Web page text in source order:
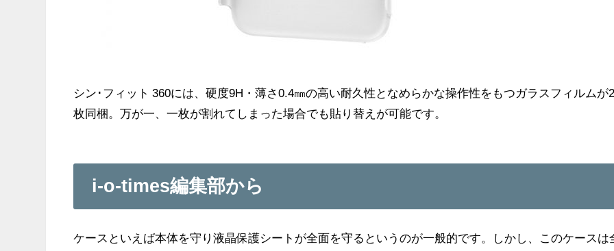
シン･フィット 360には、硬度9H・薄さ0.4㎜の高い耐久性となめらかな操作性をもつガラスフィルムが2
枚同梱。万が一、一枚が割れてしまった場合でも貼り替えが可能です。
i-o-times編集部から
ケースといえば本体を守り液晶保護シートが全面を守るというのが一般的です。しかし、このケースは